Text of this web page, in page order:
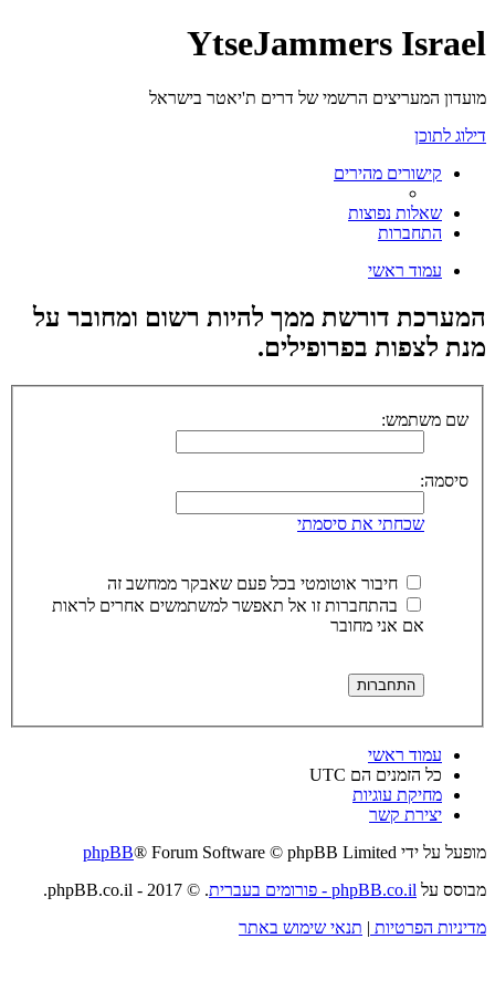
YtseJammers Israel
מועדון המעריצים הרשמי של דרים ת'יאטר בישראל
דילוג לתוכן
קישורים מהירים
שאלות נפוצות
התחברות
עמוד ראשי
המערכת דורשת ממך להיות רשום ומחובר על
מנת לצפות בפרופילים.
שם משתמש:
סיסמה:
שכחתי את סיסמתי
חיבור אוטומטי בכל פעם שאבקר ממחשב זה
בהתחברות זו אל תאפשר למשתמשים אחרים לראות
אם אני מחובר
עמוד ראשי
כל הזמנים הם UTC
מחיקת עוגיות
יצירת קשר
מופעל על ידי
phpBB® Forum Software © phpBB Limited
מבוסס על phpBB.co.il - פורומים בעברית
. © 2017 - phpBB.co.il.
מדיניות הפרטיות | תנאי שימוש באתר